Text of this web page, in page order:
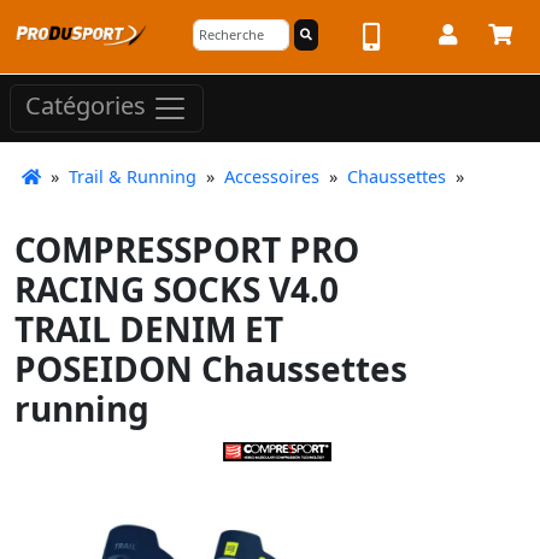
Catégories
» Trail & Running » Accessoires » Chaussettes »
COMPRESSPORT PRO
RACING SOCKS V4.0
TRAIL DENIM ET
POSEIDON Chaussettes
running